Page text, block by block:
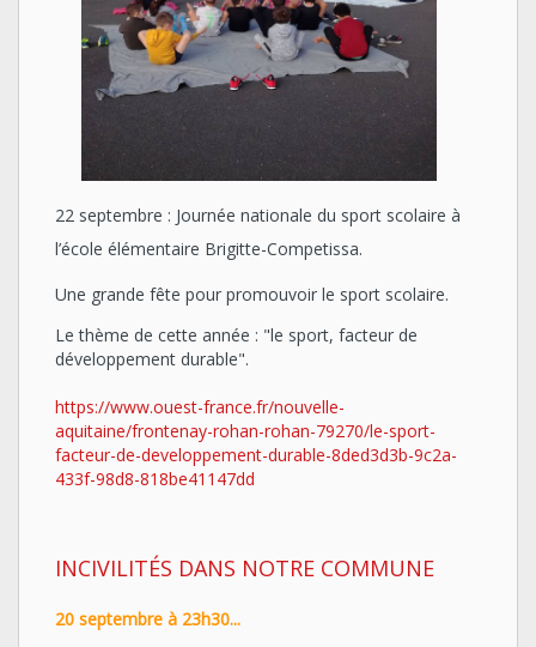
22 septembre : Journée nationale du sport scolaire à
l’école élémentaire Brigitte-Competissa.
Une grande fête pour promouvoir le sport scolaire.
Le thème de cette année : "le sport, facteur de
développement durable".
https://www.ouest-france.fr/nouvelle-
aquitaine/frontenay-rohan-rohan-79270/le-sport-
facteur-de-developpement-durable-8ded3d3b-9c2a-
433f-98d8-818be41147dd
INCIVILITÉS DANS NOTRE COMMUNE
20 septembre à 23h30...